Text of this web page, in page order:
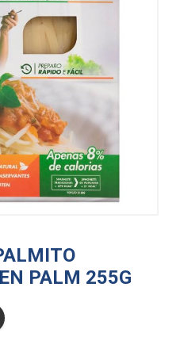
PALM 255G